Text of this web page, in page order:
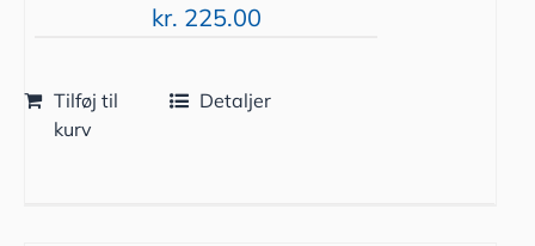
kr. 225.00
Tilføj til
kurv
Detaljer